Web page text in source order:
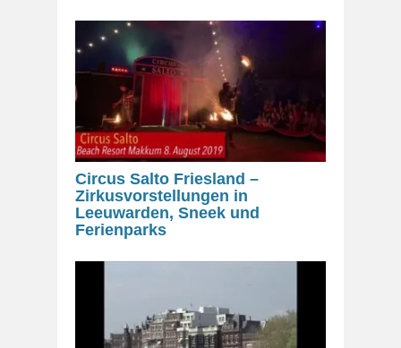
Circus Salto Friesland –
Zirkusvorstellungen in
Leeuwarden, Sneek und
Ferienparks